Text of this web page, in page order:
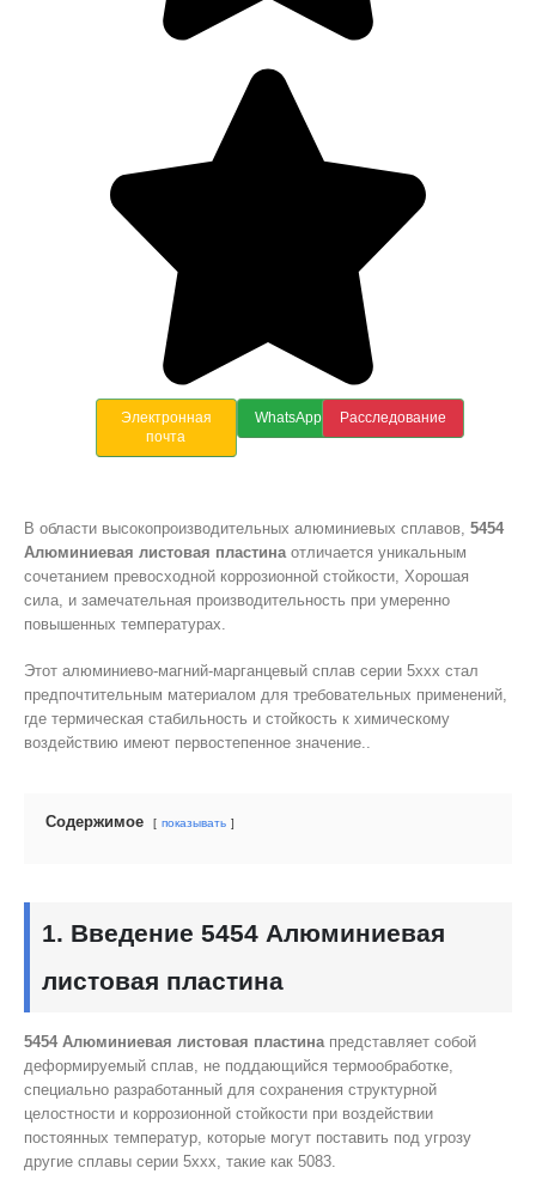
Электронная
почта
WhatsApp Расследование
В области высокопроизводительных алюминиевых сплавов, 5454
Алюминиевая листовая пластинаотличается уникальным
сочетанием превосходной коррозионной стойкости, Хорошая
сила, и замечательная производительность при умеренно
повышенных температурах.
Этот алюминиево-магний-марганцевый сплав серии 5xxx стал
предпочтительным материалом для требовательных применений,
где термическая стабильность и стойкость к химическому
воздействию имеют первостепенное значение..
Содержимое показывать
1. Введение 5454 Алюминиевая
листовая пластина
5454 Алюминиевая листовая пластина представляет собой
деформируемый сплав, не поддающийся термообработке,
специально разработанный для сохранения структурной
целостности и коррозионной стойкости при воздействии
постоянных температур, которые могут поставить под угрозу
другие сплавы серии 5xxx, такие как 5083.